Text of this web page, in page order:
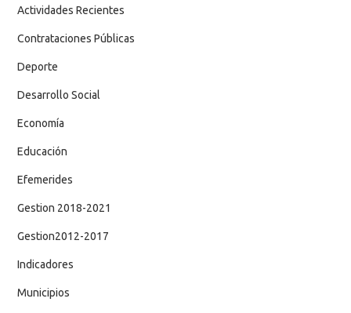
Actividades Recientes
Contrataciones Públicas
Deporte
Desarrollo Social
Economía
Educación
Efemerides
Gestion 2018-2021
Gestion2012-2017
Indicadores
Municipios